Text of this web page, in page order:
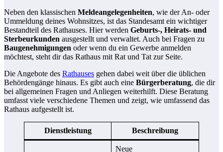
Neben den klassischen Meldeangelegenheiten, wie der An- oder
Ummeldung deines Wohnsitzes, ist das Standesamt ein wichtiger
Bestandteil des Rathauses. Hier werden Geburts-, Heirats- und
Sterbeurkunden ausgestellt und verwaltet. Auch bei Fragen zu
Baugenehmigungen oder wenn du ein Gewerbe anmelden
möchtest, steht dir das Rathaus mit Rat und Tat zur Seite.
Die Angebote des Rathauses gehen dabei weit über die üblichen
Behördengänge hinaus. Es gibt auch eine Bürgerberatung, die dir
bei allgemeinen Fragen und Anliegen weiterhilft. Diese Beratung
umfasst viele verschiedene Themen und zeigt, wie umfassend das
Rathaus aufgestellt ist.
Dienstleistung Beschreibung
Neue